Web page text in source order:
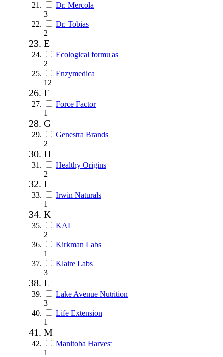
Dr. Mercola
3
Dr. Tobias
2
E
Ecological formulas
2
Enzymedica
12
F
Force Factor
1
G
Genestra Brands
2
H
Healthy Origins
2
I
Irwin Naturals
1
K
KAL
2
Kirkman Labs
1
Klaire Labs
3
L
Lake Avenue Nutrition
3
Life Extension
1
M
Manitoba Harvest
1